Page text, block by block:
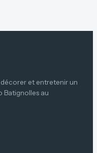
et entretenir un
Batignolles au